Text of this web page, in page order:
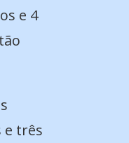
e 4
e três